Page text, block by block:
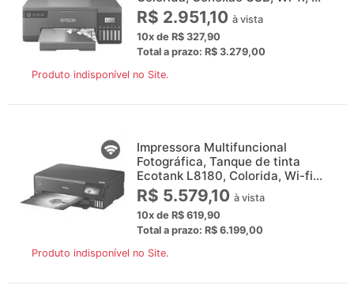
R$ 2.951,10 à vista
10x de R$ 327,90
Total a prazo: R$ 3.279,00
Produto indisponível no Site.
Impressora Multifuncional
Fotográfica, Tanque de tinta
Ecotank L8180, Colorida, Wi-fi...
R$ 5.579,10 à vista
10x de R$ 619,90
Total a prazo: R$ 6.199,00
Produto indisponível no Site.